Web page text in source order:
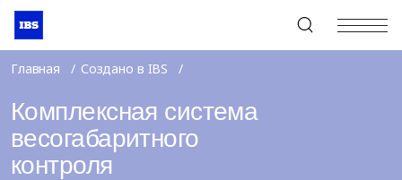
+7 (495) 967-80-80
Главная Создано в IBS
Комплексная система
весогабаритного
контроля